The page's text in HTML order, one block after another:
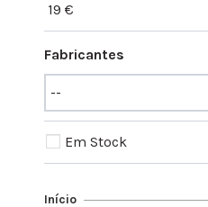
19 €
Fabricantes
Em Stock
Início